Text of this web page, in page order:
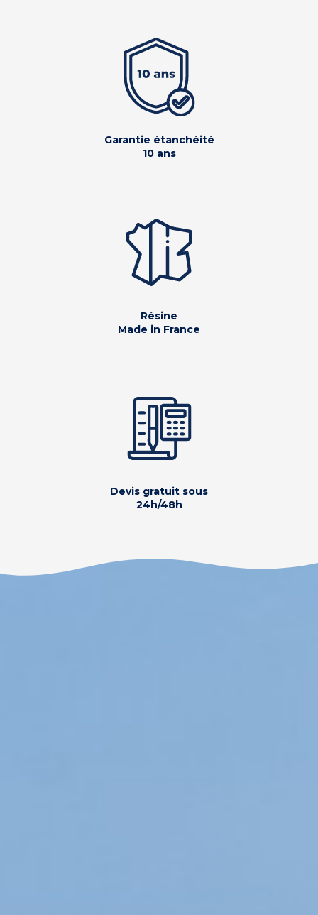
Garantie étanchéité
10 ans
Résine
Made in France
Devis gratuit sous
24h/48h